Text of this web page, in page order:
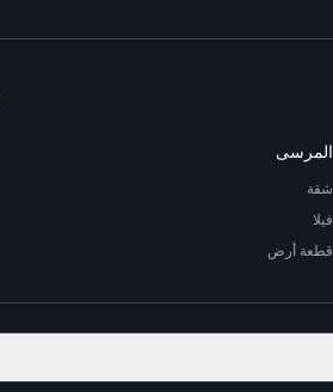
المرسى
شقة
فيلا
قطعة أرض